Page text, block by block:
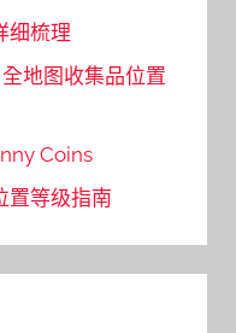
细梳理
地图收集品位置
Coins
置等级指南